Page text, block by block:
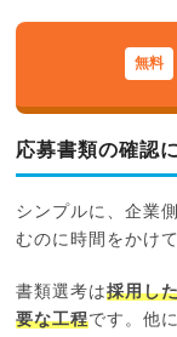
応募書類の確認
シンプルに、企業
むのに時間をかけ
書類選考は採用し
要な工程です。他